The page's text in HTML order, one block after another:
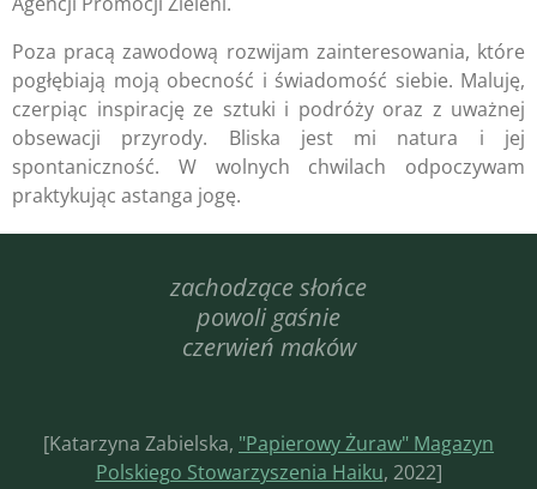
Poza pracą zawodową rozwijam zainteresowania, które
pogłębiają moją obecność i świadomość siebie. Maluję,
czerpiąc inspirację ze sztuki i podróży oraz z uważnej
obsewacji przyrody. Bliska jest mi natura i jej
spontaniczność. W wolnych chwilach odpoczywam
praktykując astanga jogę.
zachodzące słońce
powoli gaśnie
czerwień maków
[Katarzyna Zabielska, "Papierowy Żuraw" Magazyn
Polskiego Stowarzyszenia Haiku, 2022]